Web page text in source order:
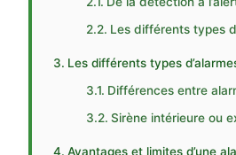
Les différents types
Les différents types
Différences entre
Sirène intérieure ou
Avantages et limites d’une